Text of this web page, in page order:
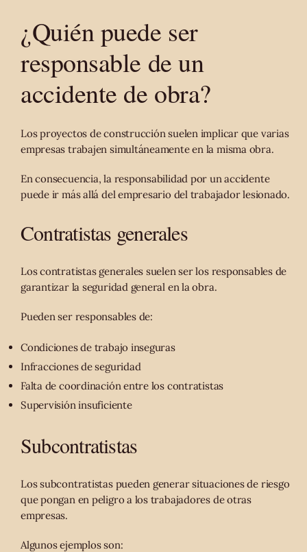
¿Quién puede ser
responsable de un
accidente de obra?
Los proyectos de construcción suelen implicar que varias
empresas trabajen simultáneamente en la misma obra.
En consecuencia, la responsabilidad por un accidente
puede ir más allá del empresario del trabajador lesionado.
Contratistas generales
Los contratistas generales suelen ser los responsables de
garantizar la seguridad general en la obra.
Pueden ser responsables de:
Condiciones de trabajo inseguras
Infracciones de seguridad
Falta de coordinación entre los contratistas
Supervisión insuficiente
Subcontratistas
Los subcontratistas pueden generar situaciones de riesgo
que pongan en peligro a los trabajadores de otras
empresas.
Algunos ejemplos son: